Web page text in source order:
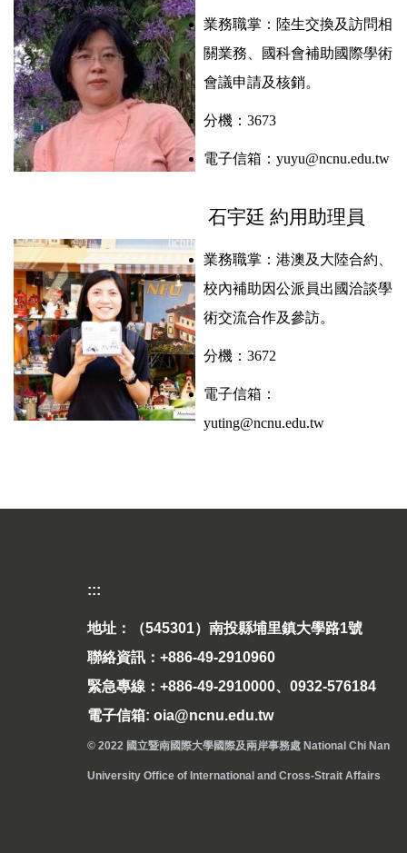
業務職掌： 陸生交換及訪問相
關業務、國科會補助國際學術
會議申請及核銷。
分機： 3673
電子信箱： yuyu@ncnu.edu.tw
石宇廷 約用助理員
業務職掌： 港澳及大陸合約、
校內補助因公派員出國洽談學
術交流合作及參訪。
分機：3672
電子信箱：
yuting@ncnu.edu.tw
:::
地址：（545301）南投縣埔里鎮大學路1號
聯絡資訊：+886-49-2910960
緊急專線：+886-49-2910000、0932-576184
電子信箱: oia@ncnu.edu.tw
© 2022 國立暨南國際大學國際及兩岸事務處 National Chi Nan
University Office of International and Cross-Strait Affairs